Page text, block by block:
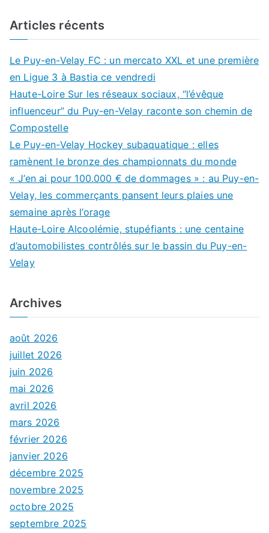
Articles récents
Le Puy-en-Velay FC : un mercato XXL et une première
en Ligue 3 à Bastia ce vendredi
Haute-Loire Sur les réseaux sociaux, “l’évêque
influenceur” du Puy-en-Velay raconte son chemin de
Compostelle
Le Puy-en-Velay Hockey subaquatique : elles
ramènent le bronze des championnats du monde
« J’en ai pour 100.000 € de dommages » : au Puy-en-
Velay, les commerçants pansent leurs plaies une
semaine après l’orage
Haute-Loire Alcoolémie, stupéfiants : une centaine
d’automobilistes contrôlés sur le bassin du Puy-en-
Velay
Archives
août 2026
juillet 2026
juin 2026
mai 2026
avril 2026
mars 2026
février 2026
janvier 2026
décembre 2025
novembre 2025
octobre 2025
septembre 2025